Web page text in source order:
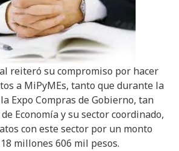
reiteró su compromiso por hacer
a MiPyMEs, tanto que durante la
Expo Compras de Gobierno, tan
Economía y su sector coordinado,
con este sector por un monto
millones 606 mil pesos.